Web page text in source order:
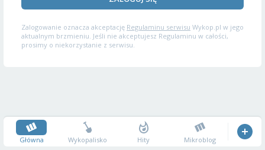
Zalogowanie oznacza akceptację Regulaminu serwisu Wykop.pl w jego
aktualnym brzmieniu. Jeśli nie akceptujesz Regulaminu w całości,
prosimy o niekorzystanie z serwisu.
Główna Wykopalisko Hity Mikroblog